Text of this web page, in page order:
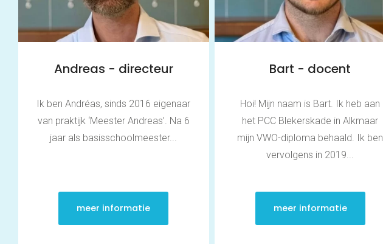
Andreas - directeur
Ik ben Andréas, sinds 2016 eigenaar
van praktijk ‘Meester Andreas’. Na 6
jaar als basisschoolmeester...
meer informatie
Bart - docent
Hoi! Mijn naam is Bart. Ik heb aan
het PCC Blekerskade in Alkmaar
mijn VWO-diploma behaald. Ik ben
vervolgens in 2019...
meer informatie